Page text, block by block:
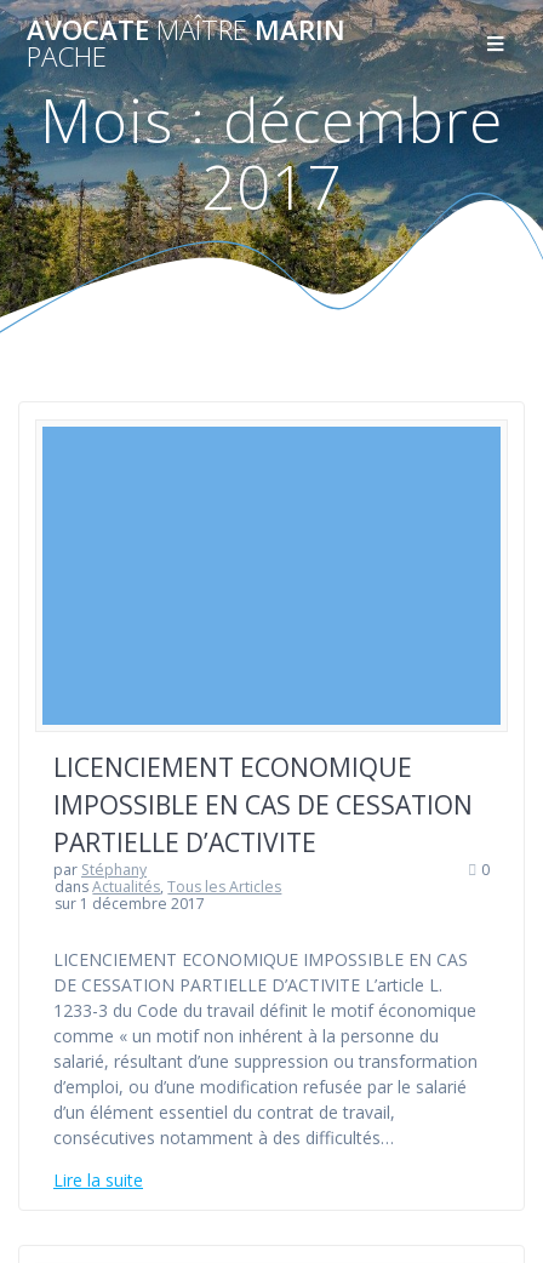
AVOCATEMAÎTREMARIN
PACHE
Mois :décembre
2017
LICENCIEMENT ECONOMIQUE
IMPOSSIBLE EN CAS DE CESSATION
PARTIELLE D’ACTIVITE
par Stéphany
dansActualités,Tous les Articles
sur 1 décembre 2017
0
LICENCIEMENT ECONOMIQUE IMPOSSIBLE EN CAS
DE CESSATION PARTIELLE D’ACTIVITE L’article L.
1233-3 du Code du travail définit le motif économique
comme « un motif non inhérent à la personne du
salarié, résultant d’une suppression ou transformation
d’emploi, ou d’une modification refusée par le salarié
d’un élément essentiel du contrat de travail,
consécutives notamment à des difficultés…
Lire la suite